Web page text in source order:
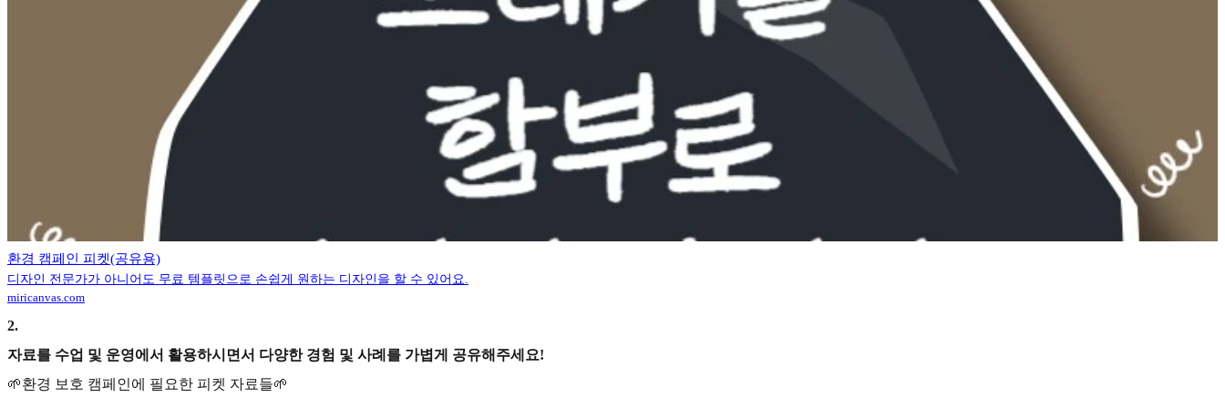
환경 캠페인 피켓(공유용)
디자인 전문가가 아니어도 무료 템플릿으로 손쉽게 원하는 디자인을 할 수 있어요.
miricanvas.com
2.
자료를 수업 및 운영에서 활용하시면서 다양한 경험 및 사례를 가볍게 공유해주세요!
🌱환경 보호 캠페인에 필요한 피켓 자료들🌱